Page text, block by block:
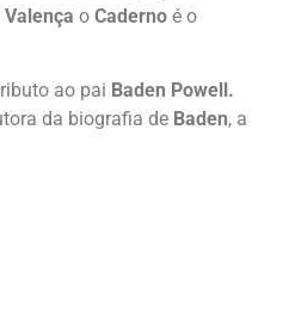
Valença o Caderno é o
ao pai Baden Powell.
da biografia de Baden, a